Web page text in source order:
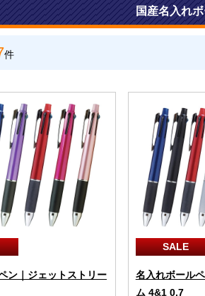
国産名入れ
件
ン｜ジェットストリー
SALE
名入れボール
ム 4&1 0.7